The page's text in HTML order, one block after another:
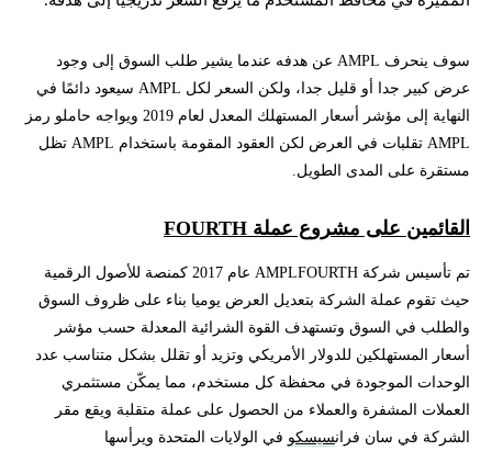
سوف ينحرف AMPL عن هدفه عندما يشير طلب السوق إلى وجود
عرض كبير جدا أو قليل جدا، ولكن السعر لكل AMPL سيعود دائمًا في
النهاية إلى مؤشر أسعار المستهلك المعدل لعام 2019 ويواجه حاملو رمز
AMPL تقلبات في العرض لكن العقود المقومة باستخدام AMPL تظل
مستقرة على المدى الطويل.
القائمين على مشروع عملة FOURTH
تم تأسيس شركة AMPLFOURTH عام 2017 كمنصة للأصول الرقمية
حيث تقوم عملة الشركة بتعديل العرض يوميا بناء على ظروف السوق
والطلب في السوق وتستهدف القوة الشرائية المعدلة حسب مؤشر
أسعار المستهلكين للدولار الأمريكي وتزيد أو تقلل بشكل متناسب عدد
الوحدات الموجودة في محفظة كل مستخدم، مما يمكّن مستثمري
العملات المشفرة والعملاء من الحصول على عملة متقلبة ويقع مقر
الشركة في سان فرانسيسكو في الولايات المتحدة ويرأسها